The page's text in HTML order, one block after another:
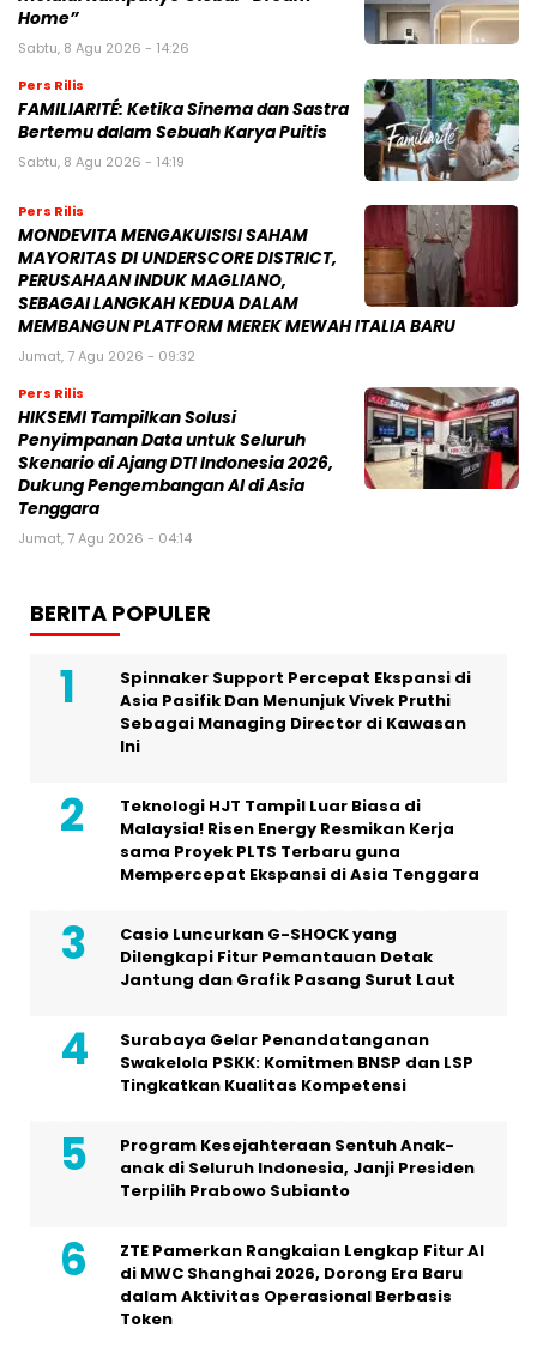
Home”
Sabtu, 8 Agu 2026 - 14:26
Pers Rilis
FAMILIARITÉ: Ketika Sinema dan Sastra
Bertemu dalam Sebuah Karya Puitis
Sabtu, 8 Agu 2026 - 14:19
Pers Rilis
MONDEVITA MENGAKUISISI SAHAM
MAYORITAS DI UNDERSCORE DISTRICT,
PERUSAHAAN INDUK MAGLIANO,
SEBAGAI LANGKAH KEDUA DALAM
MEMBANGUN PLATFORM MEREK MEWAH ITALIA BARU
Jumat, 7 Agu 2026 - 09:32
Pers Rilis
HIKSEMI Tampilkan Solusi
Penyimpanan Data untuk Seluruh
Skenario di Ajang DTI Indonesia 2026,
Dukung Pengembangan AI di Asia
Tenggara
Jumat, 7 Agu 2026 - 04:14
BERITA POPULER
Spinnaker Support Percepat Ekspansi di
Asia Pasifik Dan Menunjuk Vivek Pruthi
Sebagai Managing Director di Kawasan
Ini
Teknologi HJT Tampil Luar Biasa di
Malaysia! Risen Energy Resmikan Kerja
sama Proyek PLTS Terbaru guna
Mempercepat Ekspansi di Asia Tenggara
Casio Luncurkan G-SHOCK yang
Dilengkapi Fitur Pemantauan Detak
Jantung dan Grafik Pasang Surut Laut
Surabaya Gelar Penandatanganan
Swakelola PSKK: Komitmen BNSP dan LSP
Tingkatkan Kualitas Kompetensi
Program Kesejahteraan Sentuh Anak-
anak di Seluruh Indonesia, Janji Presiden
Terpilih Prabowo Subianto
ZTE Pamerkan Rangkaian Lengkap Fitur AI
di MWC Shanghai 2026, Dorong Era Baru
dalam Aktivitas Operasional Berbasis
Token